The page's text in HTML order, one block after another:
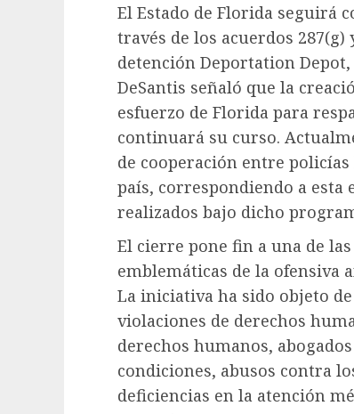
El Estado de Florida seguirá
través de los acuerdos
detención Deportation
DeSantis señaló que la
esfuerzo de Florida para
continuará su curso.
de cooperación entre
país, correspondiendo a
realizados bajo dicho
El cierre pone fin a una de
emblemáticas de la
La iniciativa ha sido objeto
violaciones de derechos
derechos humanos,
condiciones, abusos contra
deficiencias en la atención